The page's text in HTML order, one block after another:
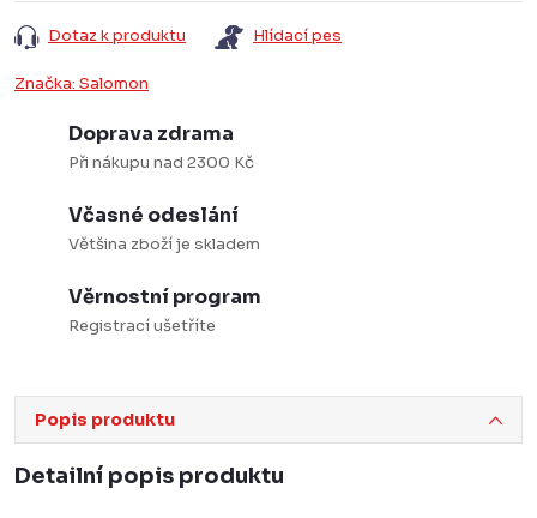
Dotaz k produktu Hlídací pes
Značka: Salomon
Doprava zdrama
Při nákupu nad 2300 Kč
Včasné odeslání
Většina zboží je skladem
Věrnostní program
Registrací ušetříte
Popis produktu
Detailní popis produktu